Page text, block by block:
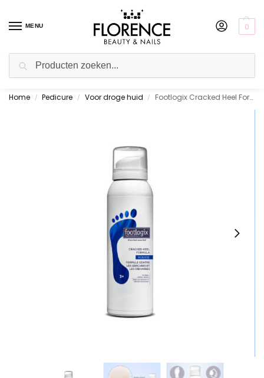
MENU 0
Gratis ophalen in de showroom
Home / Pedicure / Voor droge huid / Footlogix Cracked Heel Formula 125 ml.